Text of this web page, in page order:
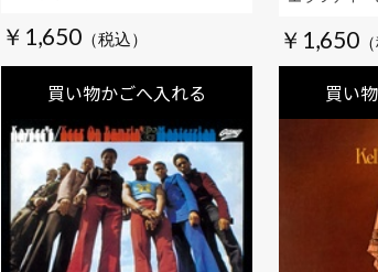
MUSIC】
￥1,650
買い物かごへ入れる
グ) 【生
【SOUL
￥1,650
買い